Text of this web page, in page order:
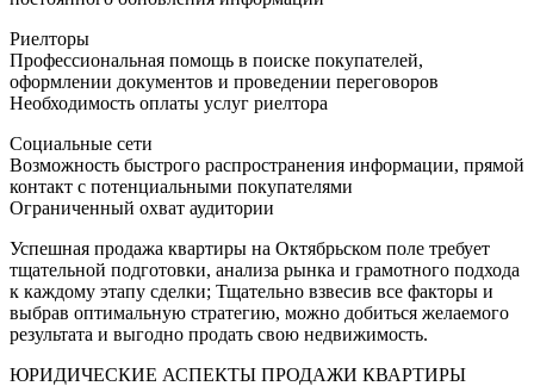
Риелторы
Профессиональная помощь в поиске покупателей,
оформлении документов и проведении переговоров
Необходимость оплаты услуг риелтора
Социальные сети
Возможность быстрого распространения информации, прямой
контакт с потенциальными покупателями
Ограниченный охват аудитории
Успешная продажа квартиры на Октябрьском поле требует
тщательной подготовки, анализа рынка и грамотного подхода
к каждому этапу сделки; Тщательно взвесив все факторы и
выбрав оптимальную стратегию, можно добиться желаемого
результата и выгодно продать свою недвижимость.
ЮРИДИЧЕСКИЕ АСПЕКТЫ ПРОДАЖИ КВАРТИРЫ